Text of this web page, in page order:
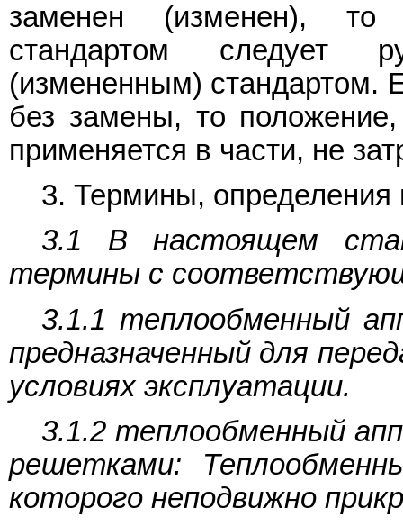
заменен (изменен), то
стандартом следует
(измененным) стандартом.
без замены, то
применяется в части, не
3. Термины, определения
3.1 В настоящем
термины с
3.1.1 теплообменный
предназначенный для
условиях эксплуатации.
3.1.2 теплообменный
решетками:
которого неподвижно